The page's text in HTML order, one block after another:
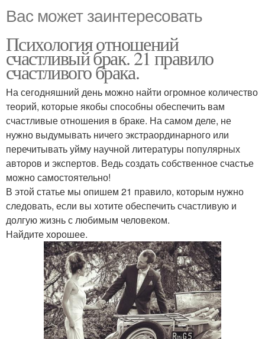
Вас может заинтересовать
Психология отношений
счастливый брак. 21 правило
счастливого брака.
На сегодняшний день можно найти огромное количество
теорий, которые якобы способны обеспечить вам
счастливые отношения в браке. На самом деле, не
нужно выдумывать ничего экстраординарного или
перечитывать уйму научной литературы популярных
авторов и экспертов. Ведь создать собственное счастье
можно самостоятельно!
В этой статье мы опишем 21 правило, которым нужно
следовать, если вы хотите обеспечить счастливую и
долгую жизнь с любимым человеком.
Найдите хорошее.